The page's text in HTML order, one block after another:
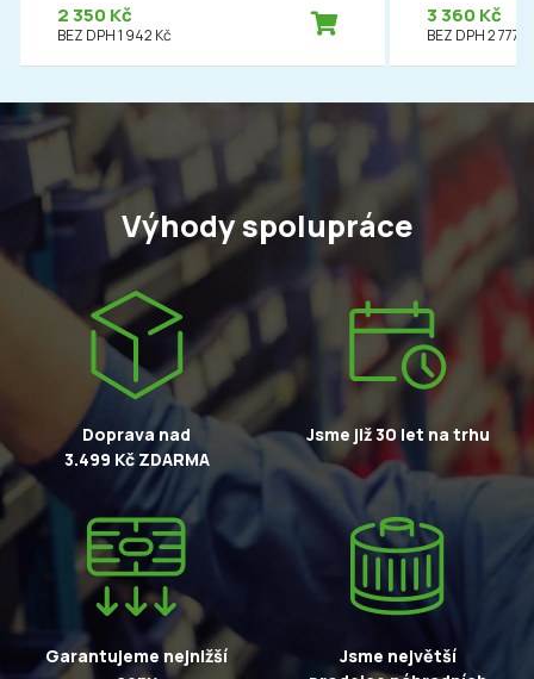
2 350 Kč
BEZ DPH 1 942 Kč
3 360 Kč
BEZ DPH 2 777
Výhody spolupráce
Doprava nad
3.499 Kč ZDARMA
Jsme již 30 let na trhu
Garantujeme nejnižší
Jsme největší